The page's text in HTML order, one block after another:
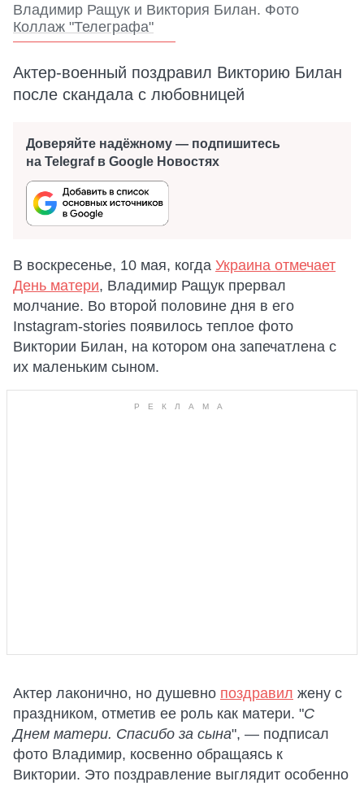
Владимир Ращук и Виктория Билан. Фото
Коллаж "Телеграфа"
Актер-военный поздравил Викторию Билан
после скандала с любовницей
Доверяйте надёжному — подпишитесь
на Telegraf в Google Новостях
В воскресенье, 10 мая, когда Украина отмечает
День матери, Владимир Ращук прервал
молчание. Во второй половине дня в его
Instagram-stories появилось теплое фото
Виктории Билан, на котором она запечатлена с
их маленьким сыном.
Актер лаконично, но душевно поздравил жену с
праздником, отметив ее роль как матери. "С
Днем матери. Спасибо за сына", — подписал
фото Владимир, косвенно обращаясь к
Виктории. Это поздравление выглядит особенно